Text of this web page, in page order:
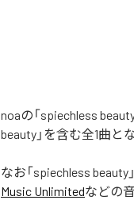
noaの「spiechless
beauty」を含む全1曲と
なお「spiechless beauty
Music Unlimitedなどの